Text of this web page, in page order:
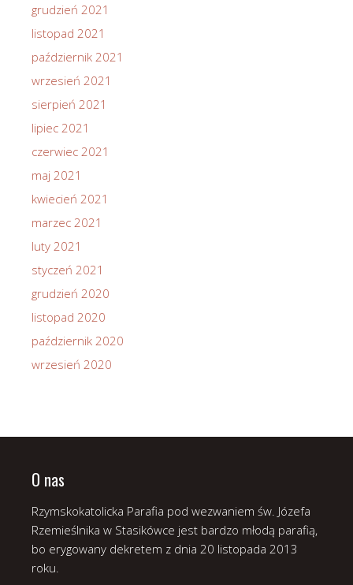
grudzień 2021
listopad 2021
październik 2021
wrzesień 2021
sierpień 2021
lipiec 2021
czerwiec 2021
maj 2021
kwiecień 2021
marzec 2021
luty 2021
styczeń 2021
grudzień 2020
listopad 2020
październik 2020
wrzesień 2020
O nas
Rzymskokatolicka Parafia pod wezwaniem św. Józefa
Rzemieślnika w Stasikówce jest bardzo młodą parafią,
bo erygowany dekretem z dnia 20 listopada 2013
roku.